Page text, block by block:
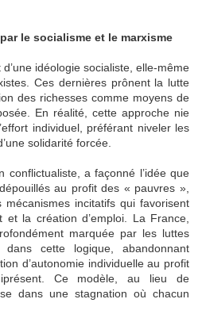
le socialisme et le marxisme
idéologie socialiste, elle-même
Ces dernières prônent la lutte
des richesses comme moyens de
En réalité, cette approche nie
individuel, préférant niveler les
solidarité forcée.
conflictualiste, a façonné l’idée que
au profit des « pauvres »,
incitatifs qui favorisent
et la création d’emploi. La France,
marquée par les luttes
dans cette logique, abandonnant
d’autonomie individuelle au profit
Ce modèle, au lieu de
dans une stagnation où chacun